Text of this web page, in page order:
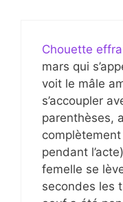
Chouette
mars qui
voit le mâle
s’accoupler
parenthèses,
pendant
femelle se
secondes les